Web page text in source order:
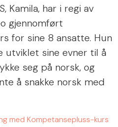
Kamila, har i regi av
gjennomført
for sine 8 ansatte. Hun
sine evner til å
seg på norsk, og
å snakke norsk med
med Kompetansepluss-kurs